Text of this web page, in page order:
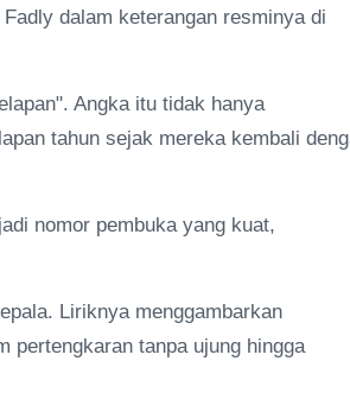
dalam keterangan resminya di
Angka itu tidak hanya
tahun sejak mereka kembali
nomor pembuka yang kuat,
Liriknya menggambarkan
pertengkaran tanpa ujung hingga